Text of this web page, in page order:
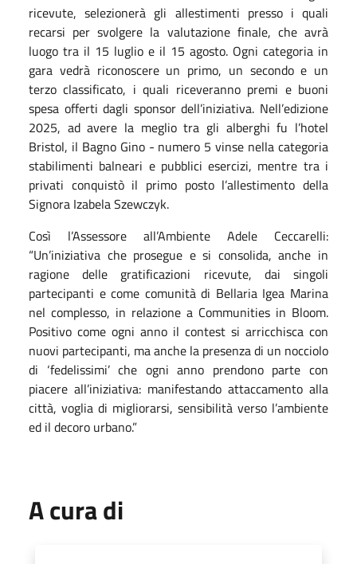
ricevute, selezionerà gli allestimenti presso i quali
recarsi per svolgere la valutazione finale, che avrà
luogo tra il 15 luglio e il 15 agosto. Ogni categoria in
gara vedrà riconoscere un primo, un secondo e un
terzo classificato, i quali riceveranno premi e buoni
spesa offerti dagli sponsor dell’iniziativa. Nell’edizione
2025, ad avere la meglio tra gli alberghi fu l’hotel
Bristol, il Bagno Gino - numero 5 vinse nella categoria
stabilimenti balneari e pubblici esercizi, mentre tra i
privati conquistò il primo posto l’allestimento della
Signora Izabela Szewczyk.
Così l’Assessore all’Ambiente Adele Ceccarelli:
“Un’iniziativa che prosegue e si consolida, anche in
ragione delle gratificazioni ricevute, dai singoli
partecipanti e come comunità di Bellaria Igea Marina
nel complesso, in relazione a Communities in Bloom.
Positivo come ogni anno il contest si arricchisca con
nuovi partecipanti, ma anche la presenza di un nocciolo
di ‘fedelissimi’ che ogni anno prendono parte con
piacere all’iniziativa: manifestando attaccamento alla
città, voglia di migliorarsi, sensibilità verso l’ambiente
ed il decoro urbano.”
A cura di